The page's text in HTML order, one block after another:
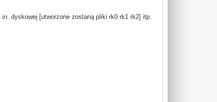
dyskowej [utworzone zostaną pliki rk0 rk1 rk2] itp.